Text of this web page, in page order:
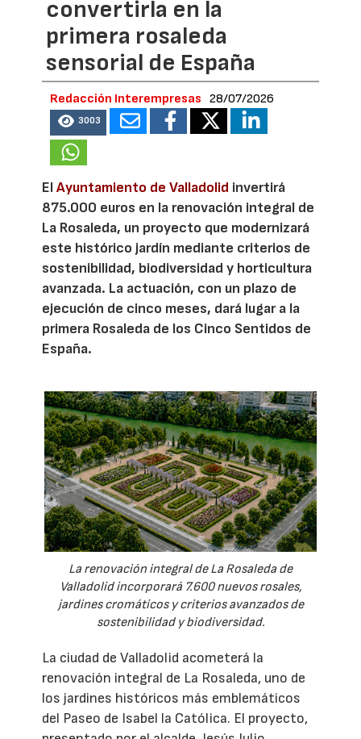
convertirla en la
primera rosaleda
sensorial de España
Redacción Interempresas 28/07/2026
3003
ElAyuntamiento de Valladolid invertirá
875.000 euros en la renovación integral de
La Rosaleda, un proyecto que modernizará
este histórico jardín mediante criterios de
sostenibilidad, biodiversidad y horticultura
avanzada. La actuación, con un plazo de
ejecución de cinco meses, dará lugar a la
primera Rosaleda de los Cinco Sentidos de
España.
La renovación integral de La Rosaleda de
Valladolid incorporará 7.600 nuevos rosales,
jardines cromáticos y criterios avanzados de
sostenibilidad y biodiversidad.
La ciudad de Valladolid acometerá la
renovación integral de La Rosaleda, uno de
los jardines históricos más emblemáticos
del Paseo de Isabel la Católica. El proyecto,